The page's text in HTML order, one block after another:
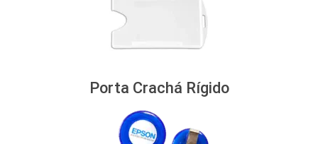
Porta Crachá Rígido